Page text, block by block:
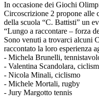
In occasione dei Giochi
Circoscrizione 2 propone alle
della scuola “C. Battisti” un
“Lungo a raccontare – forza
Sono venuti a trovarci alcuni
raccontato la loro esperienza
- Michela Brunelli,
- Valentina Scandolara,
- Nicola Minali, ciclismo
- Michele Mortali, rugby
- Jury Margotto tennis